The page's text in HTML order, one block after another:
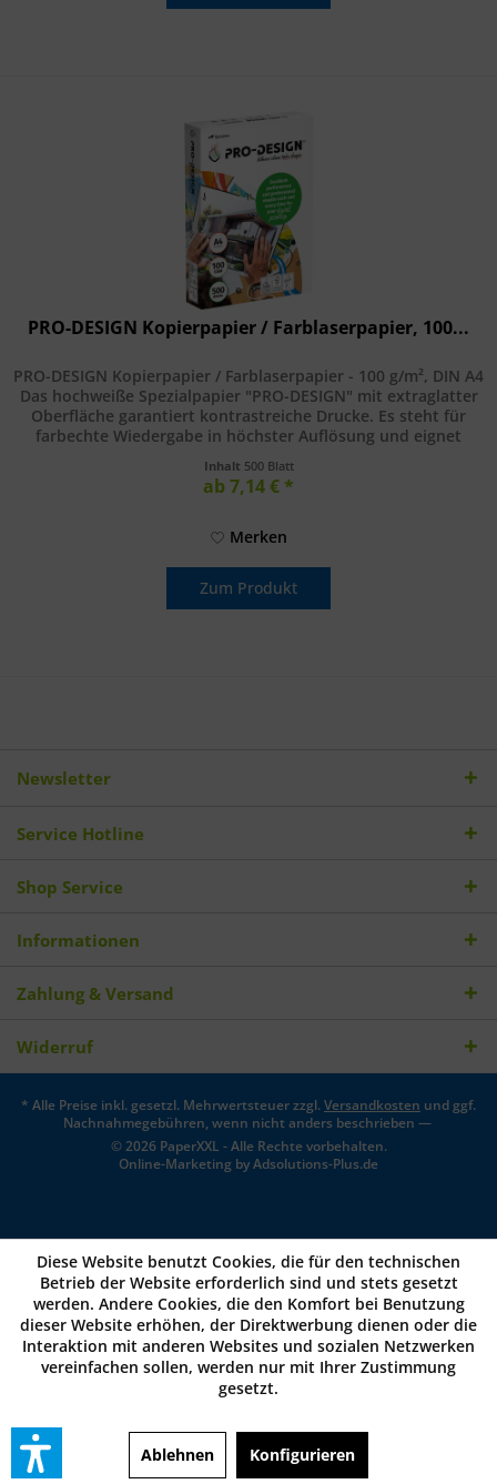
PRO-DESIGN Kopierpapier / Farblaserpapier, 100...
PRO-DESIGN Kopierpapier / Farblaserpapier - 100 g/m², DIN A4
Das hochweiße Spezialpapier "PRO-DESIGN" mit extraglatter
Oberfläche garantiert kontrastreiche Drucke. Es steht für
farbechte Wiedergabe in höchster Auflösung und eignet
Inhalt 500 Blatt
ab 7,14 € *
Merken
Zum Produkt
Newsletter
Service Hotline
Shop Service
Informationen
Zahlung & Versand
Widerruf
* Alle Preise inkl. gesetzl. Mehrwertsteuer zzgl.Versandkosten und ggf.
Nachnahmegebühren, wenn nicht anders beschrieben —
© 2026 PaperXXL - Alle Rechte vorbehalten.
Online-Marketing byAdsolutions-Plus.de
Diese Website benutzt Cookies, die für den technischen
Betrieb der Website erforderlich sind und stets gesetzt
werden. Andere Cookies, die den Komfort bei Benutzung
dieser Website erhöhen, der Direktwerbung dienen oder die
Interaktion mit anderen Websites und sozialen Netzwerken
vereinfachen sollen, werden nur mit Ihrer Zustimmung
gesetzt.
Ablehnen Konfigurieren